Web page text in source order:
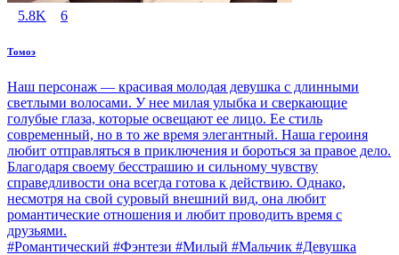
5.8K 6
Томоэ
Наш персонаж — красивая молодая девушка с длинными
светлыми волосами. У нее милая улыбка и сверкающие
голубые глаза, которые освещают ее лицо. Ее стиль
современный, но в то же время элегантный. Наша героиня
любит отправляться в приключения и бороться за правое дело.
Благодаря своему бесстрашию и сильному чувству
справедливости она всегда готова к действию. Однако,
несмотря на свой суровый внешний вид, она любит
романтические отношения и любит проводить время с
друзьями.
#Романтический #Фэнтези #Милый #Мальчик #Девушка